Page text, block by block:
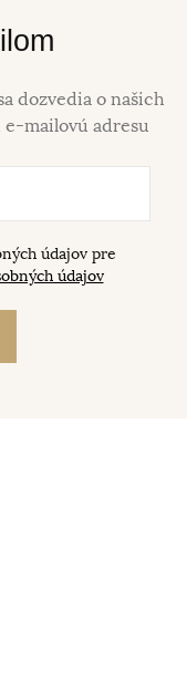
dozvedia o našich
mailovú adresu
údajov pre
údajov